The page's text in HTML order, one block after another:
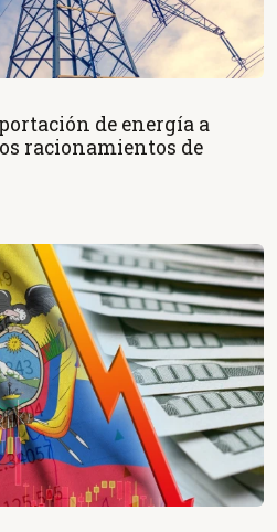
de energía a
racionamientos de